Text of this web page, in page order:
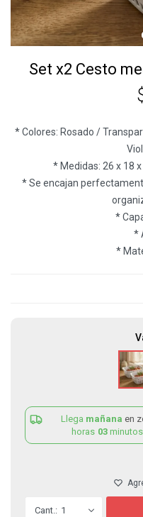
Set x2 Cesto
* Colores: Rosado /
* Medidas: 26 x 18
* Se encajan
*
*
*
Llega mañana en
horas 03 minutos
1